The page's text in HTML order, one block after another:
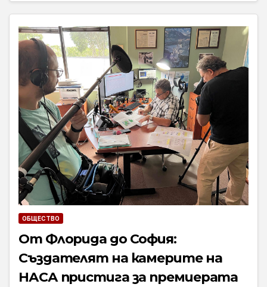
ОБЩЕСТВО
От Флорида до София:
Създателят на камерите на
НАСА пристига за премиерата